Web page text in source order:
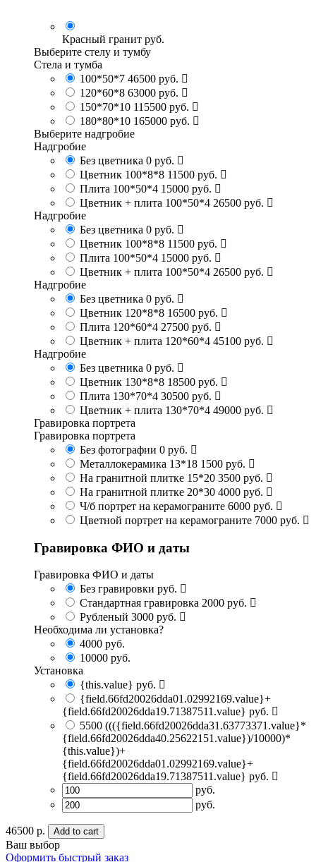
Красный гранит руб.
Выберите стелу и тумбу
Стела и тумба
100*50*7 46500 руб.
120*60*8 63000 руб.
150*70*10 115500 руб.
180*80*10 165000 руб.
Выберите надгробие
Надгробие
Без цветника 0 руб.
Цветник 100*8*8 11500 руб.
Плита 100*50*4 15000 руб.
Цветник + плита 100*50*4 26500 руб.
Надгробие
Без цветника 0 руб.
Цветник 100*8*8 11500 руб.
Плита 100*50*4 15000 руб.
Цветник + плита 100*50*4 26500 руб.
Надгробие
Без цветника 0 руб.
Цветник 120*8*8 16500 руб.
Плита 120*60*4 27500 руб.
Цветник + плита 120*60*4 45100 руб.
Надгробие
Без цветника 0 руб.
Цветник 130*8*8 18500 руб.
Плита 130*70*4 30500 руб.
Цветник + плита 130*70*4 49000 руб.
Гравировка портрета
Гравировка портрета
Без фотографии 0 руб.
Металлокерамика 13*18 1500 руб.
На гранитной плитке 15*20 3500 руб.
На гранитной плитке 20*30 4000 руб.
Ч/б портрет на керамограните 6000 руб.
Цветной портрет на керамограните 7000 руб.
Гравировка ФИО и даты
Гравировка ФИО и даты
Без гравировки руб.
Стандартная гравировка 2000 руб.
Рубленый 3000 руб.
Необходима ли установка?
4000 руб.
10000 руб.
Установка
{this.value} руб.
{field.66fd20026dda01.02992169.value}+
{field.66fd20026dda19.71387511.value} руб.
5500 ((({field.66fd20026dda31.63773371.value}*
{field.66fd20026dda40.25622151.value})/10000)*
{this.value})+
{field.66fd20026dda01.02992169.value}+
{field.66fd20026dda19.71387511.value} руб.
руб.
руб.
46500 р. Add to cart
Ваш выбор
Оформить быстрый заказ